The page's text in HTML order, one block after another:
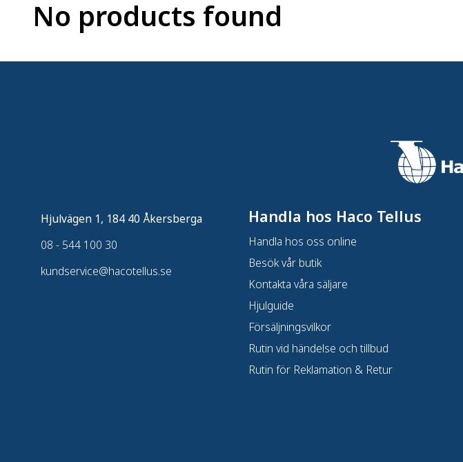
No products found
Hjulvägen 1, 184 40 Åkersberga
08 - 544 100 30
kundservice@hacotellus.se
Handla hos Haco Tellus
Handla hos oss online
Besök vår butik
Kontakta våra säljare
Hjulguide
Försäljningsvilkor
Rutin vid händelse och tillbud
Rutin för Reklamation & Retur